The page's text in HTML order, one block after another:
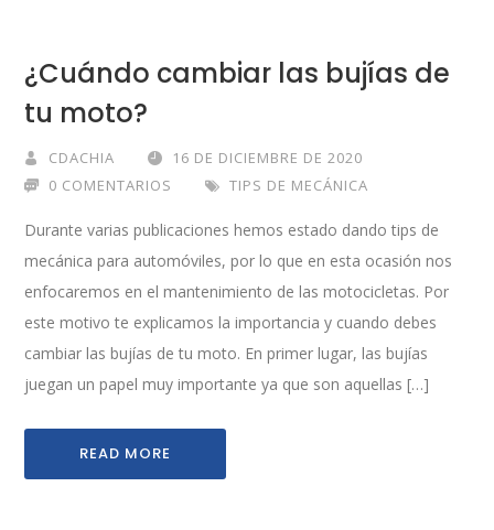
¿Cuándo cambiar las bujías de
tu moto?
CDACHIA
16 DE DICIEMBRE DE 2020
0 COMENTARIOS
TIPS DE MECÁNICA
Durante varias publicaciones hemos estado dando tips de
mecánica para automóviles, por lo que en esta ocasión nos
enfocaremos en el mantenimiento de las motocicletas. Por
este motivo te explicamos la importancia y cuando debes
cambiar las bujías de tu moto. En primer lugar, las bujías
juegan un papel muy importante ya que son aquellas […]
READ MORE